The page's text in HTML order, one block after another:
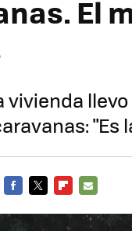
El
vivienda
"Es
MAIL